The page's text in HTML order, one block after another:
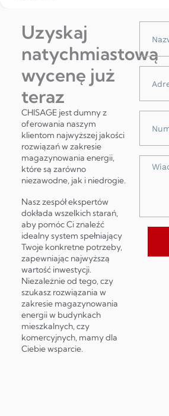
Uzyskaj
natychmiastową
wycenę już
teraz
CHISAGE jest dumny z
oferowania naszym
klientom najwyższej jakości
rozwiązań w zakresie
magazynowania energii,
które są zarówno
niezawodne, jak i niedrogie.
Nasz zespół ekspertów
dokłada wszelkich starań,
aby pomóc Ci znaleźć
idealny system spełniający
Twoje konkretne potrzeby,
zapewniając najwyższą
wartość inwestycji.
Niezależnie od tego, czy
szukasz rozwiązania w
zakresie magazynowania
energii w budynkach
mieszkalnych, czy
komercyjnych, mamy dla
Ciebie wsparcie.
telefonu